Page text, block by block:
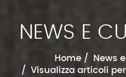
NEWS E
Home
News
Visualizza articoli